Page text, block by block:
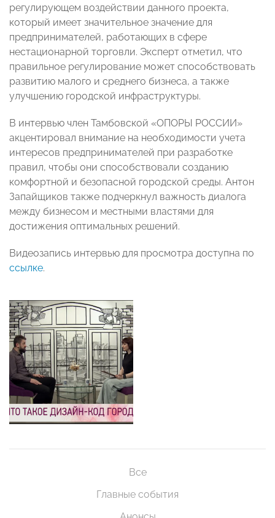
регулирующем воздействии данного проекта,
который имеет значительное значение для
предпринимателей, работающих в сфере
нестационарной торговли. Эксперт отметил, что
правильное регулирование может способствовать
развитию малого и среднего бизнеса, а также
улучшению городской инфраструктуры.
В интервью член Тамбовской «ОПОРЫ РОССИИ»
акцентировал внимание на необходимости учета
интересов предпринимателей при разработке
правил, чтобы они способствовали созданию
комфортной и безопасной городской среды. Антон
Запайщиков также подчеркнул важность диалога
между бизнесом и местными властями для
достижения оптимальных решений.
Видеозапись интервью для просмотра доступна по
ссылке.
Все
Главные события